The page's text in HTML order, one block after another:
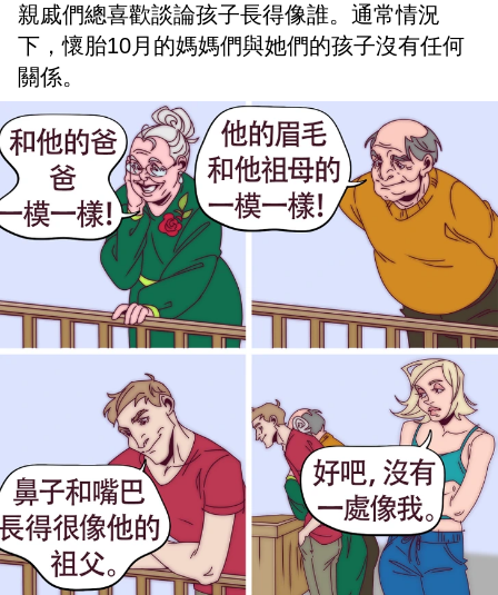
親戚們總喜歡談論孩子長得像誰。通常情況
下，懷胎10月的媽媽們與她們的孩子沒有任何
關係。